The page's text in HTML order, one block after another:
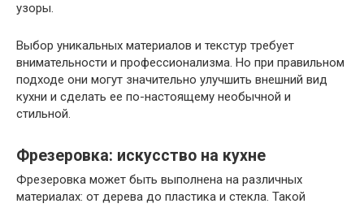
узоры.
Выбор уникальных материалов и текстур требует
внимательности и профессионализма. Но при правильном
подходе они могут значительно улучшить внешний вид
кухни и сделать ее по-настоящему необычной и
стильной.
Фрезеровка: искусство на кухне
Фрезеровка может быть выполнена на различных
материалах: от дерева до пластика и стекла. Такой